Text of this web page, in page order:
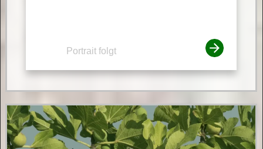
Portrait folgt